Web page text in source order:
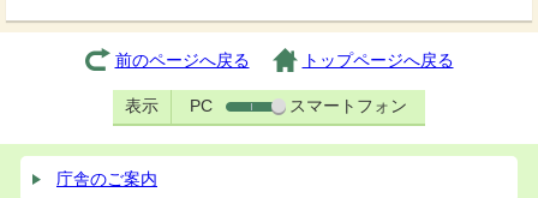
前のページへ戻る トップページへ戻る
表示 PC スマートフォン
庁舎のご案内